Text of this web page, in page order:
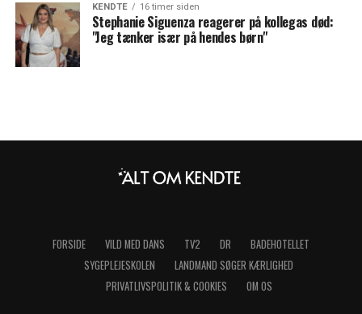
KENDTE 16 timer siden
Stephanie Siguenza reagerer på kollegas død:
"Jeg tænker især på hendes børn"
FORSIDE VILD MED DANS TV2 DR
BADEHOTELLET
SYGEPLEJESKOLEN
LANDMAND SØGER KÆRLIGHED
PRIVATLIVSPOLITIK & COOKIES
OM OS